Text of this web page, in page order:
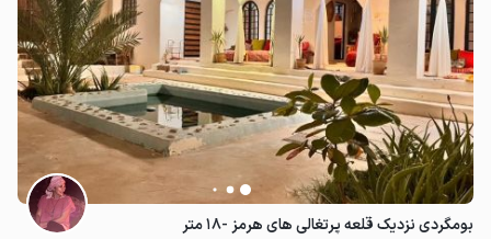
بومگردی نزدیک قلعه پرتغالی های هرمز -۱۸ متر